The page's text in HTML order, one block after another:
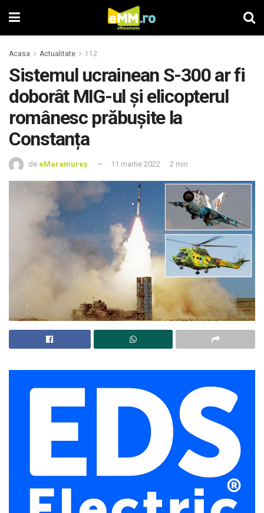
Acasa Actualitate 112
Sistemul ucrainean S-300 ar fi
doborât MIG-ul și elicopterul
românesc prăbușite la
Constanța
de eMaramureș 11 martie 2022 2 min